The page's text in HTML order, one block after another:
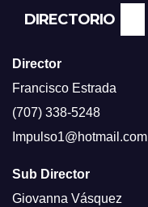
DIRECTORIO
Director
Francisco Estrada
(707) 338-5248
Impulso1@hotmail.com
Sub Director
Giovanna Vásquez